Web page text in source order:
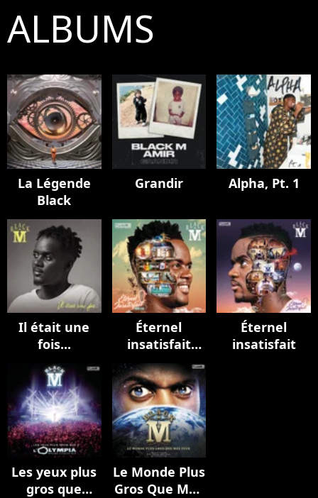
ALBUMS
La Légende
Black
Grandir Alpha, Pt. 1
Il était une
fois...
Éternel
insatisfait
(Réédition)
Éternel
insatisfait
Les yeux plus
gros que
Le Monde Plus
Gros Que Mes